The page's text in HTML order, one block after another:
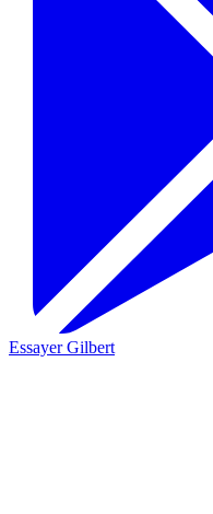
Essayer Gilbert